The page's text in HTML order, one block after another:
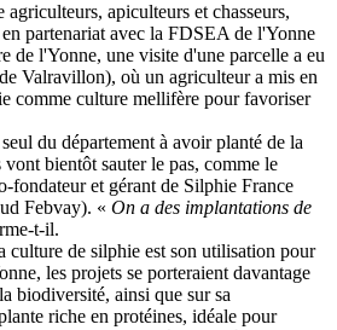
apiculteurs et chasseurs,
partenariat avec la FDSEA de l'Yonne
de l'Yonne, une visite d'une parcelle a eu
Valravillon), où un agriculteur a mis en
comme culture mellifère pour favoriser
du département à avoir planté de la
bientôt sauter le pas, comme le
fondateur et gérant de Silphie France
Febvay). « On a des implantations de
t-il.
culture de silphie est son utilisation pour
les projets se porteraient davantage
biodiversité, ainsi que sur sa
riche en protéines, idéale pour